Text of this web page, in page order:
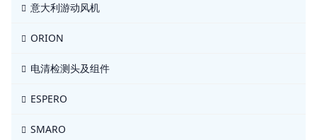
意大利游动风机
ORION
电清检测头及组件
ESPERO
SMARO